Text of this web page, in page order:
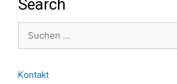
Search
nach:
Kontakt